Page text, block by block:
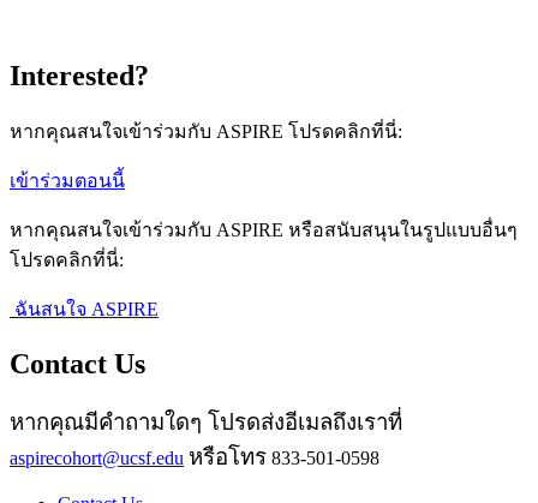
Interested?
หากคุณสนใจเข้าร่วมกับ ASPIRE โปรดคลิกที่นี่:
เข้าร่วมตอนนี้
หากคุณสนใจเข้าร่วมกับ ASPIRE หรือสนับสนุนในรูปแบบอื่นๆ
โปรดคลิกที่นี่:
ฉันสนใจ ASPIRE
Contact Us
หากคุณมีคำถามใดๆ โปรดส่งอีเมลถึงเราที่
aspirecohort@ucsf.edu หรือโทร 833-501-0598